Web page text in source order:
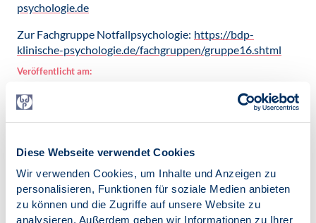
Diese Webseite verwendet Cookies
Wir verwenden Cookies, um Inhalte und Anzeigen zu
personalisieren, Funktionen für soziale Medien anbieten
zu können und die Zugriffe auf unsere Website zu
analysieren. Außerdem geben wir Informationen zu Ihrer
psychologie.de
Zur Fachgruppe Notfallpsychologie: https://bdp-
klinische-psychologie.de/fachgruppen/gruppe16.shtml
Veröffentlicht am:
Zur Übersicht